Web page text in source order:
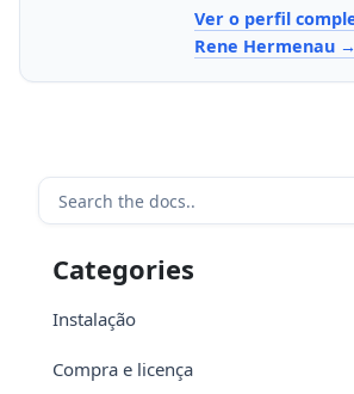
Ver o perfil
Rene Hermenau
Categories
Instalação
Compra e licença